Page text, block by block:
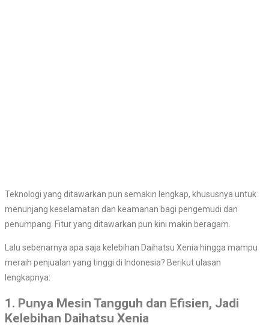
Teknologi yang ditawarkan pun semakin lengkap, khususnya untuk
menunjang keselamatan dan keamanan bagi pengemudi dan
penumpang. Fitur yang ditawarkan pun kini makin beragam.
Lalu sebenarnya apa saja kelebihan Daihatsu Xenia hingga mampu
meraih penjualan yang tinggi di Indonesia? Berikut ulasan
lengkapnya:
1. Punya Mesin Tangguh dan Efisien, Jadi
Kelebihan Daihatsu Xenia